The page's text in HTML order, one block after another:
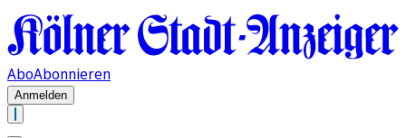
AboAbonnieren
Anmelden